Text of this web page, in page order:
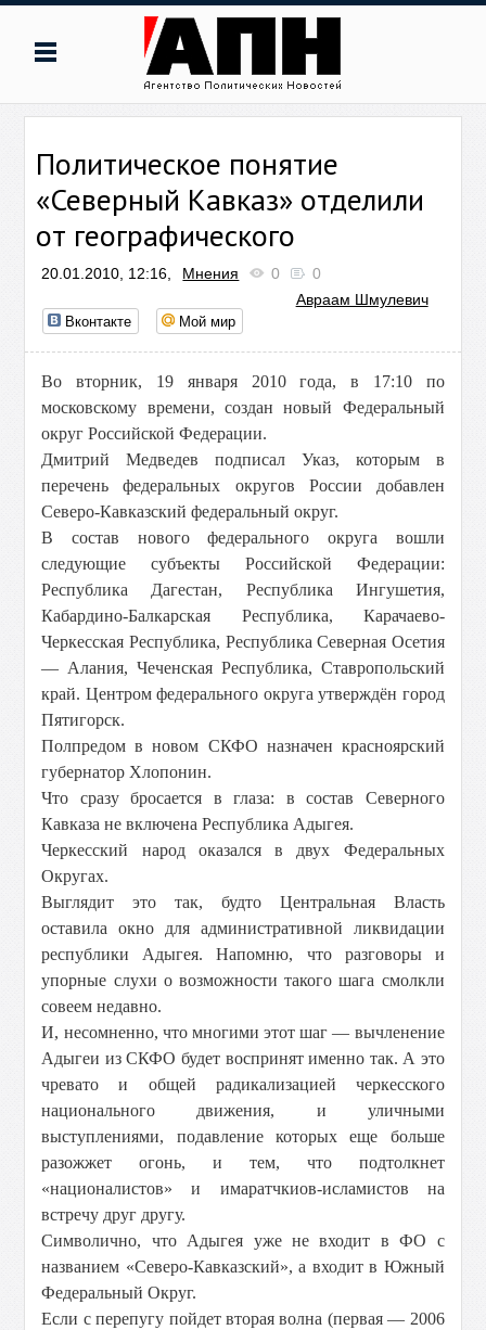
Политическое понятие
«Северный Кавказ» отделили
от географического
20.01.2010, 12:16, Мнения 0
0
Авраам Шмулевич
Вконтакте Мой мир
Во вторник, 19 января 2010 года, в 17:10 по
московскому времени, создан новый Федеральный
округ Российской Федерации.
Дмитрий Медведев подписал Указ, которым в
перечень федеральных округов России добавлен
Северо-Кавказский федеральный округ.
В состав нового федерального округа вошли
следующие субъекты Российской Федерации:
Республика Дагестан, Республика Ингушетия,
Кабардино-Балкарская Республика, Карачаево-
Черкесская Республика, Республика Северная Осетия
— Алания, Чеченская Республика, Ставропольский
край. Центром федерального округа утверждён город
Пятигорск.
Полпредом в новом СКФО назначен красноярский
губернатор Хлопонин.
Что сразу бросается в глаза: в состав Северного
Кавказа не включена Республика Адыгея.
Черкесский народ оказался в двух Федеральных
Округах.
Выглядит это так, будто Центральная Власть
оставила окно для административной ликвидации
республики Адыгея. Напомню, что разговоры и
упорные слухи о возможности такого шага смолкли
совеем недавно.
И, несомненно, что многими этот шаг — вычленение
Адыгеи из СКФО будет воспринят именно так. А это
чревато и общей радикализацией черкесского
национального движения, и уличными
выступлениями, подавление которых еще больше
разожжет огонь, и тем, что подтолкнет
«националистов» и имаратчкиов-исламистов на
встречу друг другу.
Символично, что Адыгея уже не входит в ФО с
названием «Северо-Кавказский», а входит в Южный
Федеральный Округ.
Если с перепугу пойдет вторая волна (первая — 2006